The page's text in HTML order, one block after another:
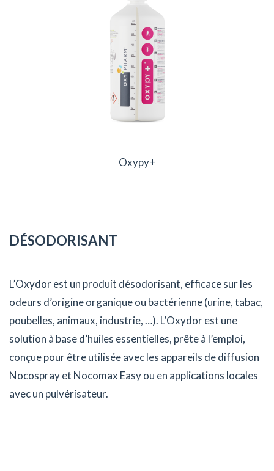
Oxypy+
DÉSODORISANT
L’Oxydor est un produit désodorisant, efficace sur les
odeurs d’origine organique ou bactérienne (urine, tabac,
poubelles, animaux, industrie, …). L’Oxydor est une
solution à base d’huiles essentielles, prête à l’emploi,
conçue pour être utilisée avec les appareils de diffusion
Nocospray et Nocomax Easy ou en applications locales
avec un pulvérisateur.